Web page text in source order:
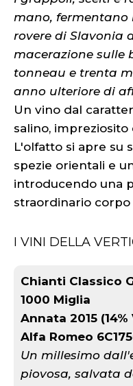
mano,
rovere di Slavonia
macerazione sulle
tonneau e trenta
anno ulteriore di
Un vino dal
salino,
L'olfatto si apre su
spezie orientali e
introducendo una
straordinario corpo
I VINI DELLA
Chianti Classico
1000 Miglia
Annata 2015 (14%
Alfa Romeo
Un millesimo
piovosa, salvata